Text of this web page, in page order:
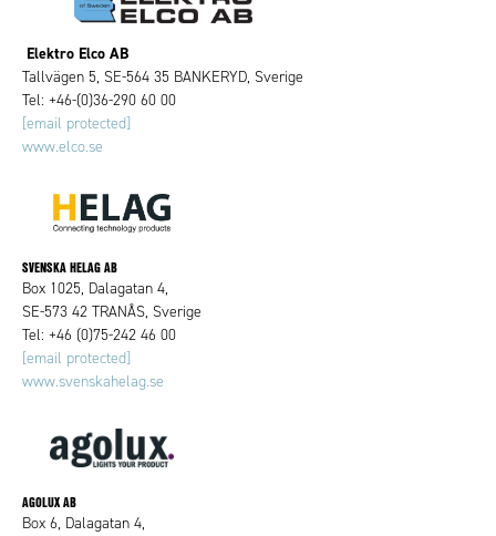
Elektro Elco AB
Tallvägen 5, SE-564 35 BANKERYD, Sverige
Tel: +46-(0)36-290 60 00
[email protected]
www.elco.se
SVENSKA HELAG AB
Box 1025, Dalagatan 4,
SE-573 42 TRANÅS, Sverige
Tel: +46 (0)75-242 46 00
[email protected]
www.svenskahelag.se
AGOLUX AB
Box 6, Dalagatan 4,